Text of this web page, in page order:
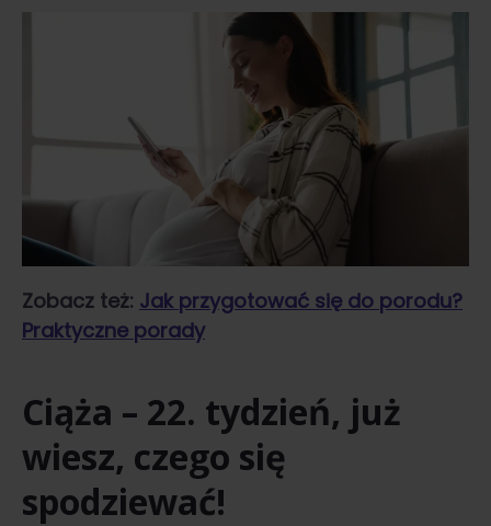
Zobacz też: Jak przygotować się do porodu?
Praktyczne porady
Ciąża – 22. tydzień, już
wiesz, czego się
spodziewać!